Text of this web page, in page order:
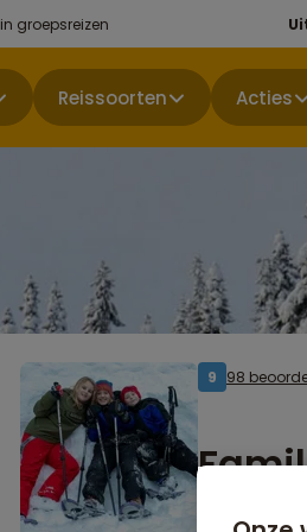
in groepsreizen
Reissoorten Acties
9 98